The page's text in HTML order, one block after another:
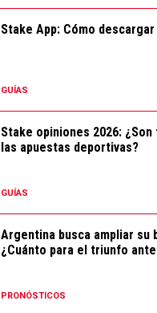
Stake App: Cómo descargar
GUÍAS
Stake opiniones 2026:
las apuestas deportivas?
GUÍAS
Argentina busca ampliar su
¿Cuánto para el triunfo
PRONÓSTICOS